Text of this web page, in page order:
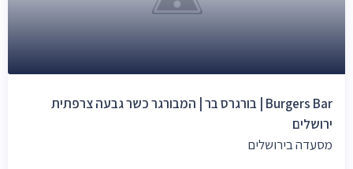
Burgers Bar | בורגרס בר | המבורגר כשר גבעה צרפתית
ירושלים
מסעדה בירושלים